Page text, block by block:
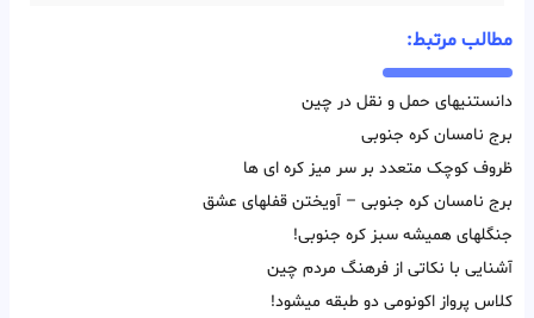
مطالب مرتبط:
دانستنیهای حمل و نقل در چین
برج نامسان کره جنوبی
ظروف کوچک متعدد بر سر میز کره ای ها
برج نامسان کره جنوبی – آویختن قفلهای عشق
جنگلهای همیشه سبز کره جنوبی!
آشنایی با نکاتی از فرهنگ مردم چین
کلاس پرواز اکونومی دو طبقه میشود!